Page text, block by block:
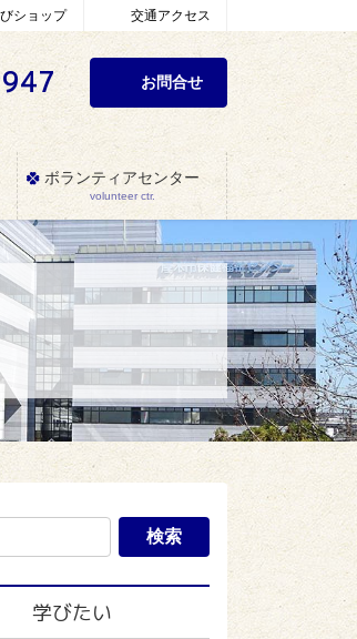
ショップ 交通アクセス
お問合せ
ボランティアセンター
volunteer ctr.
学びたい